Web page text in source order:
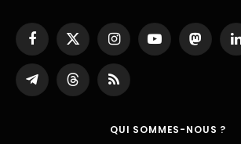
Facebook
X
(Twitter)
InstagramYouTube
Partager
sur
ThreadsRSS
QUI SOMMES-NOUS ?